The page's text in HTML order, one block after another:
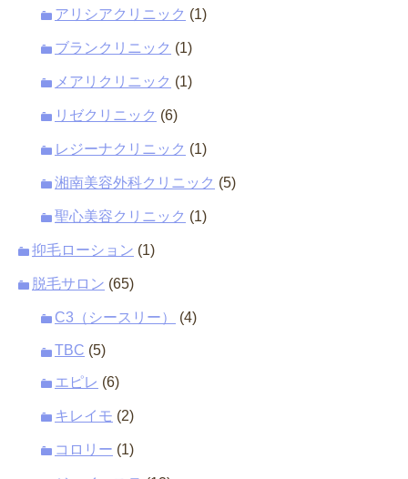
アリシアクリニック (1)
ブランクリニック (1)
メアリクリニック (1)
リゼクリニック (6)
レジーナクリニック (1)
湘南美容外科クリニック (5)
聖心美容クリニック (1)
抑毛ローション (1)
脱毛サロン (65)
C3（シースリー） (4)
TBC (5)
エピレ (6)
キレイモ (2)
コロリー (1)